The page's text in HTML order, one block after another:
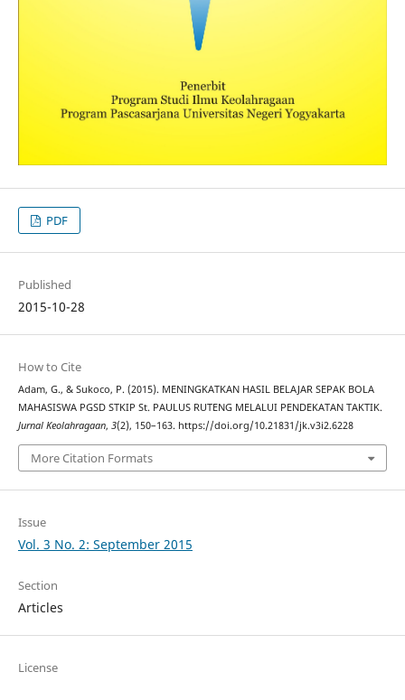
PDF
Published
2015-10-28
How to Cite
Adam, G., & Sukoco, P. (2015). MENINGKATKAN HASIL BELAJAR SEPAK BOLA
MAHASISWA PGSD STKIP St. PAULUS RUTENG MELALUI PENDEKATAN TAKTIK.
Jurnal Keolahragaan, 3(2), 150–163. https://doi.org/10.21831/jk.v3i2.6228
More Citation Formats
Issue
Vol. 3 No. 2: September 2015
Section
Articles
License